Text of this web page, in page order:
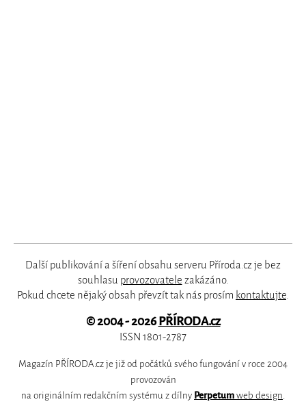
Další publikování a šíření obsahu serveru Příroda.cz je bez
souhlasu provozovatele zakázáno.
Pokud chcete nějaký obsah převzít tak nás prosím kontaktujte.
© 2004 - 2026PŘÍRODA.cz
ISSN 1801-2787
Magazín PŘÍRODA.cz je již od počátků svého fungování v roce 2004
provozován
na originálním redakčním systému z dílny Perpetum web design